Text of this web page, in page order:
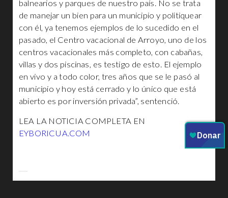
balnearios y parques de nuestro país. No se trata
de manejar un bien para un municipio y politiquear
con él, ya tenemos ejemplos de lo sucedido en el
pasado, el Centro vacacional de Arroyo, uno de los
centros vacacionales más completo, con cabañas,
villas y dos piscinas, es testigo de esto. El ejemplo
en vivo y a todo color, tres años que se le pasó al
municipio y hoy está cerrado y lo único que está
abierto es por inversión privada”, sentenció.
LEA LA NOTICIA COMPLETA EN
EYBORICUA.COM